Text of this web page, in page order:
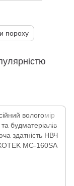
пороху